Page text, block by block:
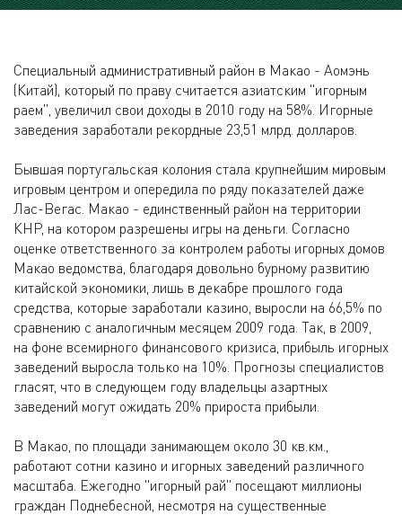
Специальный административный район в Макао - Аомэнь
(Китай), который по праву считается азиатским "игорным
раем", увеличил свои доходы в 2010 году на 58%. Игорные
заведения заработали рекордные 23,51 млрд. долларов.
Бывшая португальская колония стала крупнейшим мировым
игровым центром и опередила по ряду показателей даже
Лас-Вегас. Макао - единственный район на территории
КНР, на котором разрешены игры на деньги. Согласно
оценке ответственного за контролем работы игорных домов
Макао ведомства, благодаря довольно бурному развитию
китайской экономики, лишь в декабре прошлого года
средства, которые заработали казино, выросли на 66,5% по
сравнению с аналогичным месяцем 2009 года. Так, в 2009,
на фоне всемирного финансового кризиса, прибыль игорных
заведений выросла только на 10%. Прогнозы специалистов
гласят, что в следующем году владельцы азартных
заведений могут ожидать 20% прироста прибыли.
В Макао, по площади занимающем около 30 кв.км.,
работают сотни казино и игорных заведений различного
масштаба. Ежегодно "игорный рай" посещают миллионы
граждан Поднебесной, несмотря на существенные